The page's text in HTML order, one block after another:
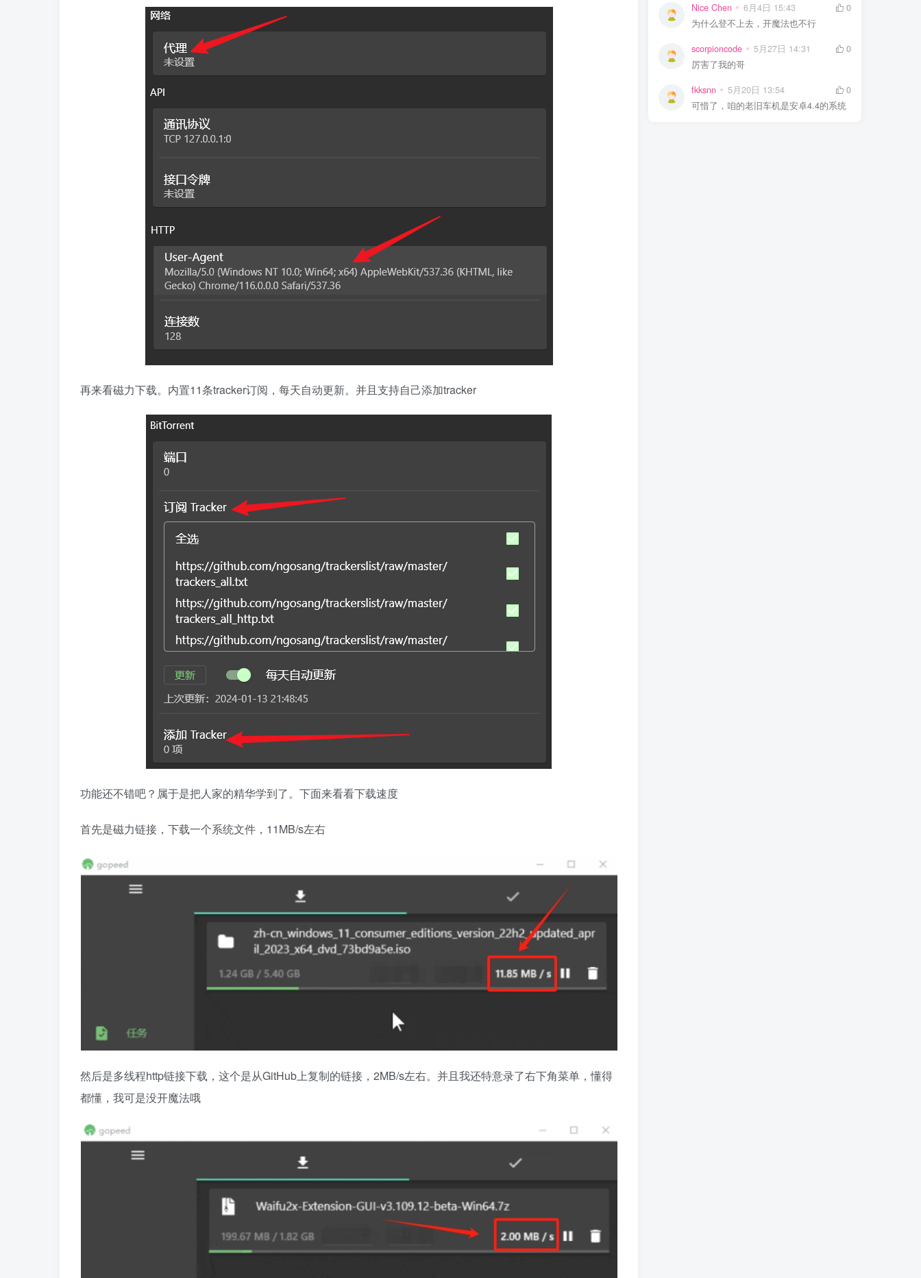
再来看磁力下载。内置11条tracker订阅，每天自动更新。并且支持自己添加tracker
功能还不错吧？属于是把人家的精华学到了。下面来看看下载速度
首先是磁力链接，下载一个系统文件，11MB/s左右
然后是多线程http链接下载，这个是从GitHub上复制的链接，2MB/s左右。并且我还特意录了右下角菜单，懂得
都懂，我可是没开魔法哦
Nice Chen 6月4日 15:43
0
为什么登不上去，开魔法也不行
scorpioncode 5月27日 14:31
0
厉害了我的哥
fkksnn 5月20日 13:54
0
可惜了，咱的老旧车机是安卓4.4的系统